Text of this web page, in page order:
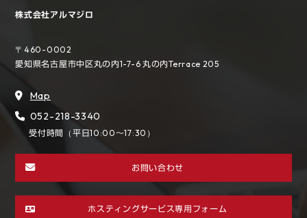
株式会社アルマジロ
〒460-0002
愛知県名古屋市中区丸の内1-7-6 丸の内Terrace 205
Map
052-218-3340
受付時間（平日10:00～17:30）
お問い合わせ
ホスティングサービス専用フォーム